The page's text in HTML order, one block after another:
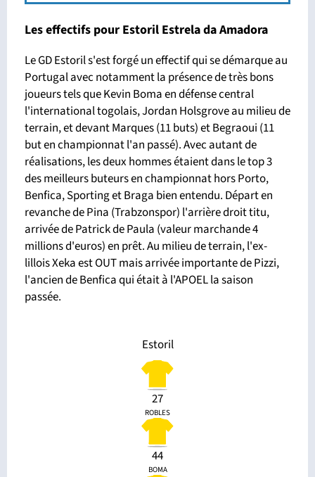
Les effectifs pour Estoril Estrela da Amadora
Le GD Estoril s'est forgé un effectif qui se démarque au
Portugal avec notamment la présence de très bons
joueurs tels que Kevin Boma en défense central
l'international togolais, Jordan Holsgrove au milieu de
terrain, et devant Marques (11 buts) et Begraoui (11
but en championnat l'an passé). Avec autant de
réalisations, les deux hommes étaient dans le top 3
des meilleurs buteurs en championnat hors Porto,
Benfica, Sporting et Braga bien entendu. Départ en
revanche de Pina (Trabzonspor) l'arrière droit titu,
arrivée de Patrick de Paula (valeur marchande 4
millions d'euros) en prêt. Au milieu de terrain, l'ex-
lillois Xeka est OUT mais arrivée importante de Pizzi,
l'ancien de Benfica qui était à l'APOEL la saison
passée.
Estoril
27
ROBLES
44
BOMA